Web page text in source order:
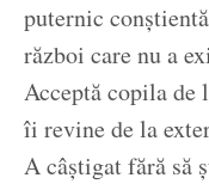
puternic
război care nu a
Acceptă copila de
îi revine de la
A câștigat fără să